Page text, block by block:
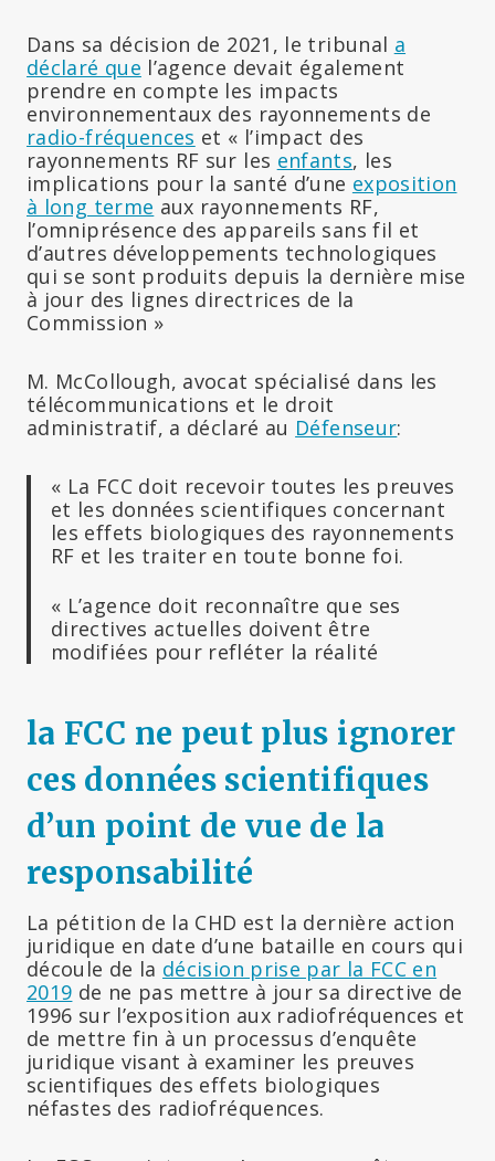
Dans sa décision de 2021, le tribunal a
déclaré que l’agence devait également
prendre en compte les impacts
environnementaux des rayonnements de
radio-fréquences et « l’impact des
rayonnements RF sur les enfants, les
implications pour la santé d’une exposition
à long terme aux rayonnements RF,
l’omniprésence des appareils sans fil et
d’autres développements technologiques
qui se sont produits depuis la dernière mise
à jour des lignes directrices de la
Commission »
M. McCollough, avocat spécialisé dans les
télécommunications et le droit
administratif, a déclaré au Défenseur:
« La FCC doit recevoir toutes les preuves
et les données scientifiques concernant
les effets biologiques des rayonnements
RF et les traiter en toute bonne foi.
« L’agence doit reconnaître que ses
directives actuelles doivent être
modifiées pour refléter la réalité
la FCC ne peut plus ignorer
ces données scientifiques
d’un point de vue de la
responsabilité
La pétition de la CHD est la dernière action
juridique en date d’une bataille en cours qui
découle de la décision prise par la FCC en
2019 de ne pas mettre à jour sa directive de
1996 sur l’exposition aux radiofréquences et
de mettre fin à un processus d’enquête
juridique visant à examiner les preuves
scientifiques des effets biologiques
néfastes des radiofréquences.